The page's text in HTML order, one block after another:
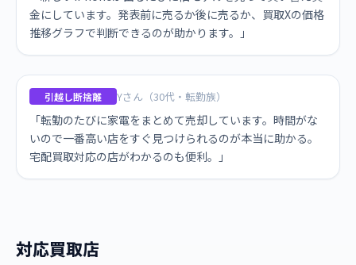
金にしています。発表前に売るか後に売るか、買取Xの価格
推移グラフで判断できるのが助かります。」
引越し断捨離 Yさん（30代・転勤族）
「転勤のたびに家電をまとめて売却しています。時間がな
いので一番高い店をすぐ見つけられるのが本当に助かる。
宅配買取対応の店がわかるのも便利。」
対応買取店